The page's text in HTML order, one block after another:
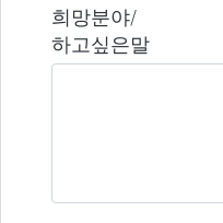
희망분야/
하고싶은말